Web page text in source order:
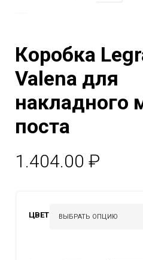
Коробка
Valena для
накладного
поста
1.404.00 ₽
ЦВЕТ